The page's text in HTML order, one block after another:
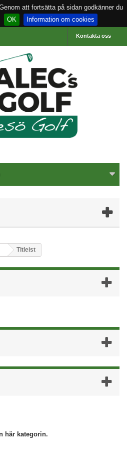
att fortsätta på sidan godkänner du
OK Information om cookies
Kontakta oss
Titleist
här kategorin.